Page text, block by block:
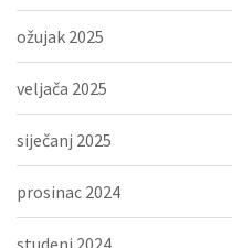
ožujak 2025
veljača 2025
siječanj 2025
prosinac 2024